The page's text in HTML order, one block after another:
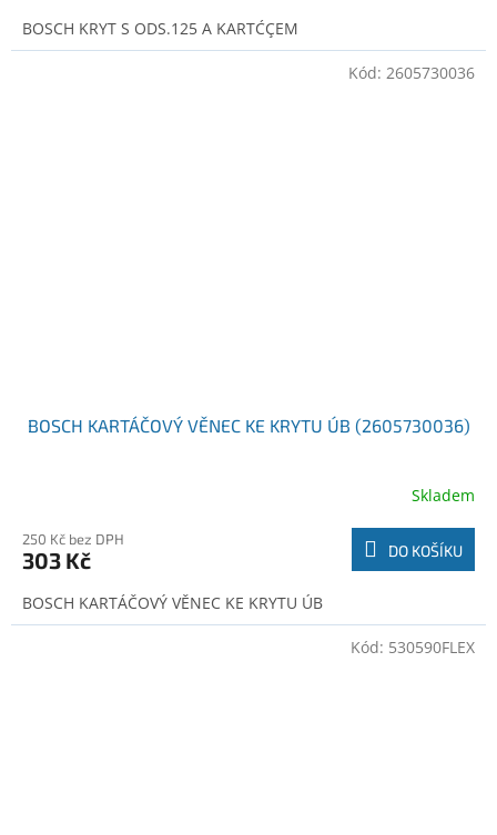
BOSCH KRYT S ODS.125 A KARTĆÇEM
BOSCH KARTÁČOVÝ VĚNEC KE KRYTU ÚB (2605730036)
Skladem
250 Kč bez DPH
303 Kč DO KOŠÍKU
BOSCH KARTÁČOVÝ VĚNEC KE KRYTU ÚB
Kód: 2605730036
Kód: 530590FLEX